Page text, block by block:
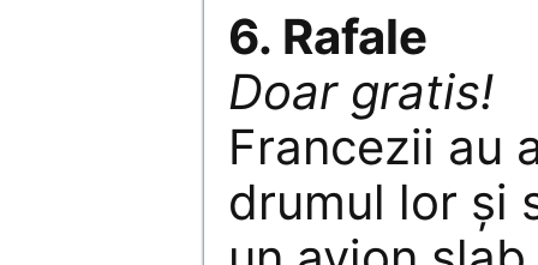
6. Rafale
Doar gratis!
Francezii au
drumul lor şi